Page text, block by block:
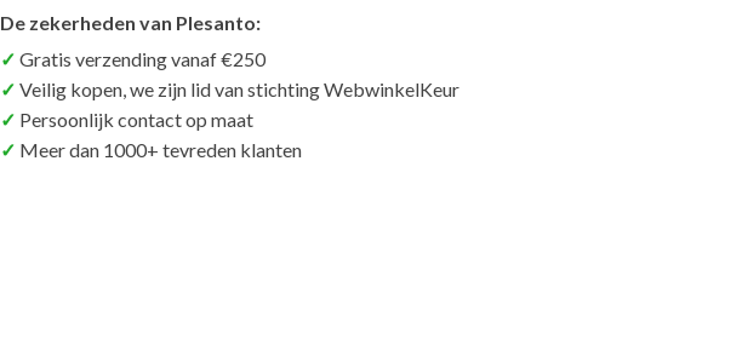
De zekerheden van Plesanto:
Gratis verzending vanaf €250
Veilig kopen, we zijn lid van stichting WebwinkelKeur
Persoonlijk contact op maat
Meer dan 1000+ tevreden klanten